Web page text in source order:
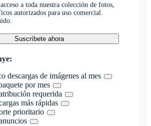
a toda nuestra colección de fotos,
autorizados para uso comercial.
Suscríbete ahora
descargas de imágenes al mes
por mes
requerida
más rápidas
prioritario